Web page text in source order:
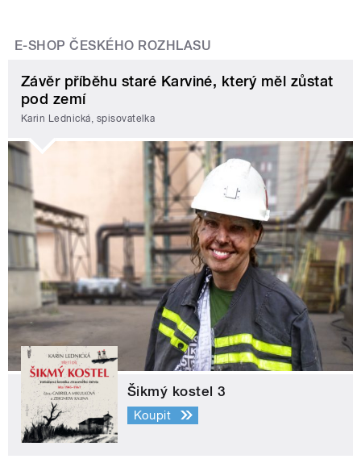
E-SHOP ČESKÉHO ROZHLASU
Závěr příběhu staré Karviné, který měl zůstat
pod zemí
Karin Lednická, spisovatelka
Šikmý kostel 3
Koupit